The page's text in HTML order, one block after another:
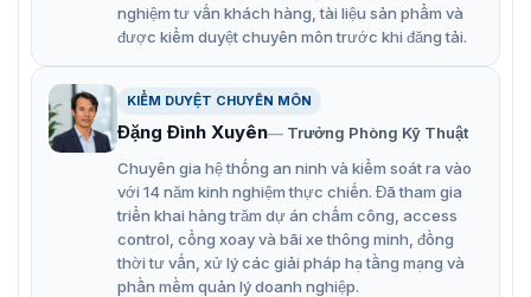
Chuẩn hoạt động ngoài trời chống thấm nước IP66.
để sử dụng.
Địa chỉ mua đầu đọc thẻ ZKTeco
MR101[ID] chính hãng
VietnamSmart là địa chỉ tin cậy mà khách hàng có thể
lựa chọn, với kinh nghiệm nhiều năm trong lĩnh vực công
nghệ. Với đội ngũ kỹ thuật nhiều kinh nghiệm, hỗ trợ bạn
nghiệm tư vấn khách hàng, tài liệu sản phẩm và
được kiểm duyệt chuyên môn trước khi đăng tải.
KIỂM DUYỆT CHUYÊN MÔN
Đặng Đình Xuyên
Trưởng Phòng Kỹ Thuật
Chuyên gia hệ thống an ninh và kiểm soát ra vào
với 14 năm kinh nghiệm thực chiến. Đã tham gia
triển khai hàng trăm dự án chấm công, access
control, cổng xoay và bãi xe thông minh, đồng
thời tư vấn, xử lý các giải pháp hạ tầng mạng và
phần mềm quản lý doanh nghiệp.